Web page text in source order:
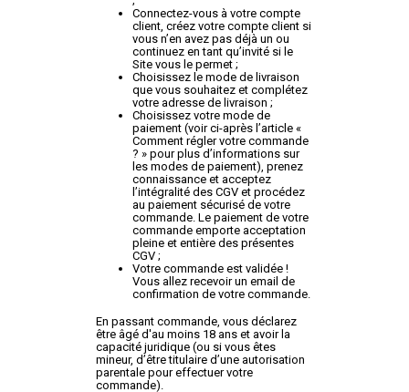
Connectez-vous à votre compte
client, créez votre compte client si
vous n’en avez pas déjà un ou
continuez en tant qu’invité si le
Site vous le permet ;
Choisissez le mode de livraison
que vous souhaitez et complétez
votre adresse de livraison ;
Choisissez votre mode de
paiement (voir ci-après l’article «
Comment régler votre commande
? » pour plus d’informations sur
les modes de paiement), prenez
connaissance et acceptez
l’intégralité des CGV et procédez
au paiement sécurisé de votre
commande. Le paiement de votre
commande emporte acceptation
pleine et entière des présentes
CGV ;
Votre commande est validée !
Vous allez recevoir un email de
confirmation de votre commande.
En passant commande, vous déclarez
être âgé d'au moins 18 ans et avoir la
capacité juridique (ou si vous êtes
mineur, d’être titulaire d’une autorisation
parentale pour effectuer votre
commande).